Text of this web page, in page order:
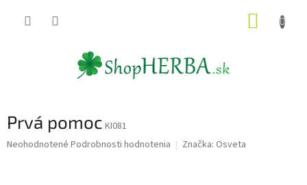
Prvá pomoc KI081
Priemerné
Neohodnotené Podrobnosti hodnotenia Značka: Osveta